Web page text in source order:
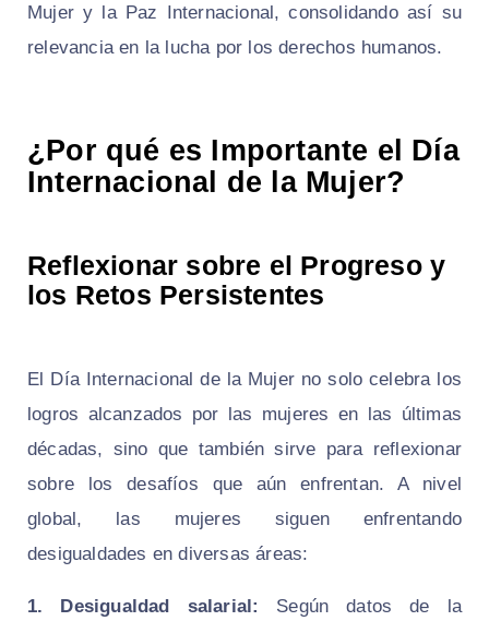
Mujer y la Paz Internacional, consolidando así su
relevancia en la lucha por los derechos humanos.
¿Por qué es Importante el Día
Internacional de la Mujer?
Reflexionar sobre el Progreso y
los Retos Persistentes
El Día Internacional de la Mujer no solo celebra los
logros alcanzados por las mujeres en las últimas
décadas, sino que también sirve para reflexionar
sobre los desafíos que aún enfrentan. A nivel
global, las mujeres siguen enfrentando
desigualdades en diversas áreas:
1. Desigualdad salarial:
Según datos de la